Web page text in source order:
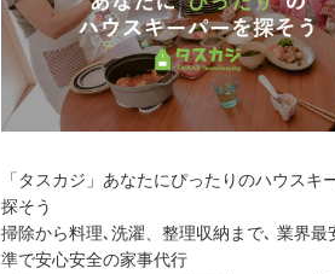
「タスカジ」あなたにぴったりのハウスキ
探そう
掃除から料理､洗濯、整理収納まで､ 業界最
準で安心安全の家事代行